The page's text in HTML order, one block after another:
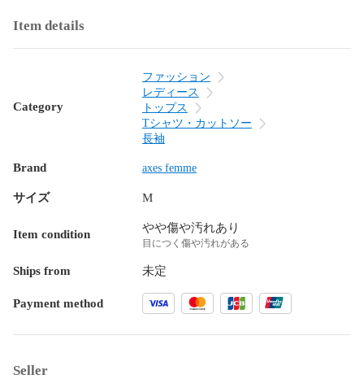
Item details
Category
ファッション
レディース
トップス
Tシャツ・カットソー
長袖
Brand axes femme
サイズ M
Item condition やや傷や汚れあり
目につく傷や汚れがある
Ships from 未定
Payment method
Seller